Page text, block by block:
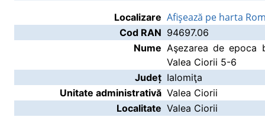
Localizare Afişează pe harta
Cod RAN 94697.06
Nume Aşezarea de epoca
Valea Ciorii 5-6
Județ Ialomiţa
Unitate administrativă Valea Ciorii
Localitate Valea Ciorii